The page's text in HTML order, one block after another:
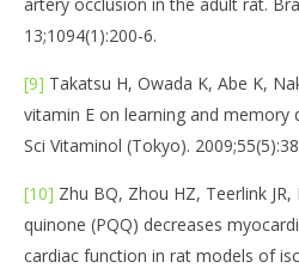
13;1094(1):200-6.
[9] Takatsu H, Owada K, Abe K,
vitamin E on learning and memory
Sci Vitaminol (Tokyo).
[10] Zhu BQ, Zhou HZ, Teerlink
quinone (PQQ) decreases
cardiac function in rat models of